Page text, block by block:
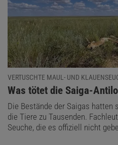
VERTUSCHTE MAUL- UND
:
Was tötet die Saiga-
Die Bestände der Saigas hatten
die Tiere zu Tausenden.
Seuche, die es offiziell nicht